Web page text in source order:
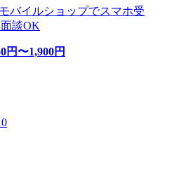
バイルショップでスマホ受
談OK
円〜1,900円